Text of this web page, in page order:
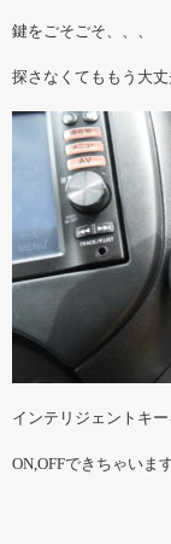
鍵をごそごそ、、、
探さなくてももう大丈
インテリジェントキ
ON,OFFできちゃいま